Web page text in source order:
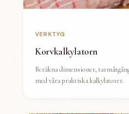
VERKTYG
Korvkalkylatorn
Beräkna dimensioner,
med våra praktiska kalkylatorer.